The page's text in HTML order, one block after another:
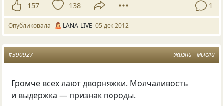
157 138 1
Опубликовала LANA-LIVE 05 дек 2012
жизнь мысли
#390927
Громче всех лают дворняжки. Молчаливость
и выдержка — признак породы.